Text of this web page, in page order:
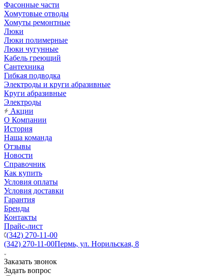
Фасонные части
Хомутовые отводы
Хомуты ремонтные
Люки
Люки полимерные
Люки чугунные
Кабель греющий
Сантехника
Гибкая подводка
Электроды и круги абразивные
Круги абразивные
Электроды
Акции
О Компании
История
Наша команда
Отзывы
Новости
Справочник
Как купить
Условия оплаты
Условия доставки
Гарантия
Бренды
Контакты
Прайс-лист
(342) 270-11-00
(342) 270-11-00Пермь, ул. Норильская, 8
Заказать звонок
Задать вопрос